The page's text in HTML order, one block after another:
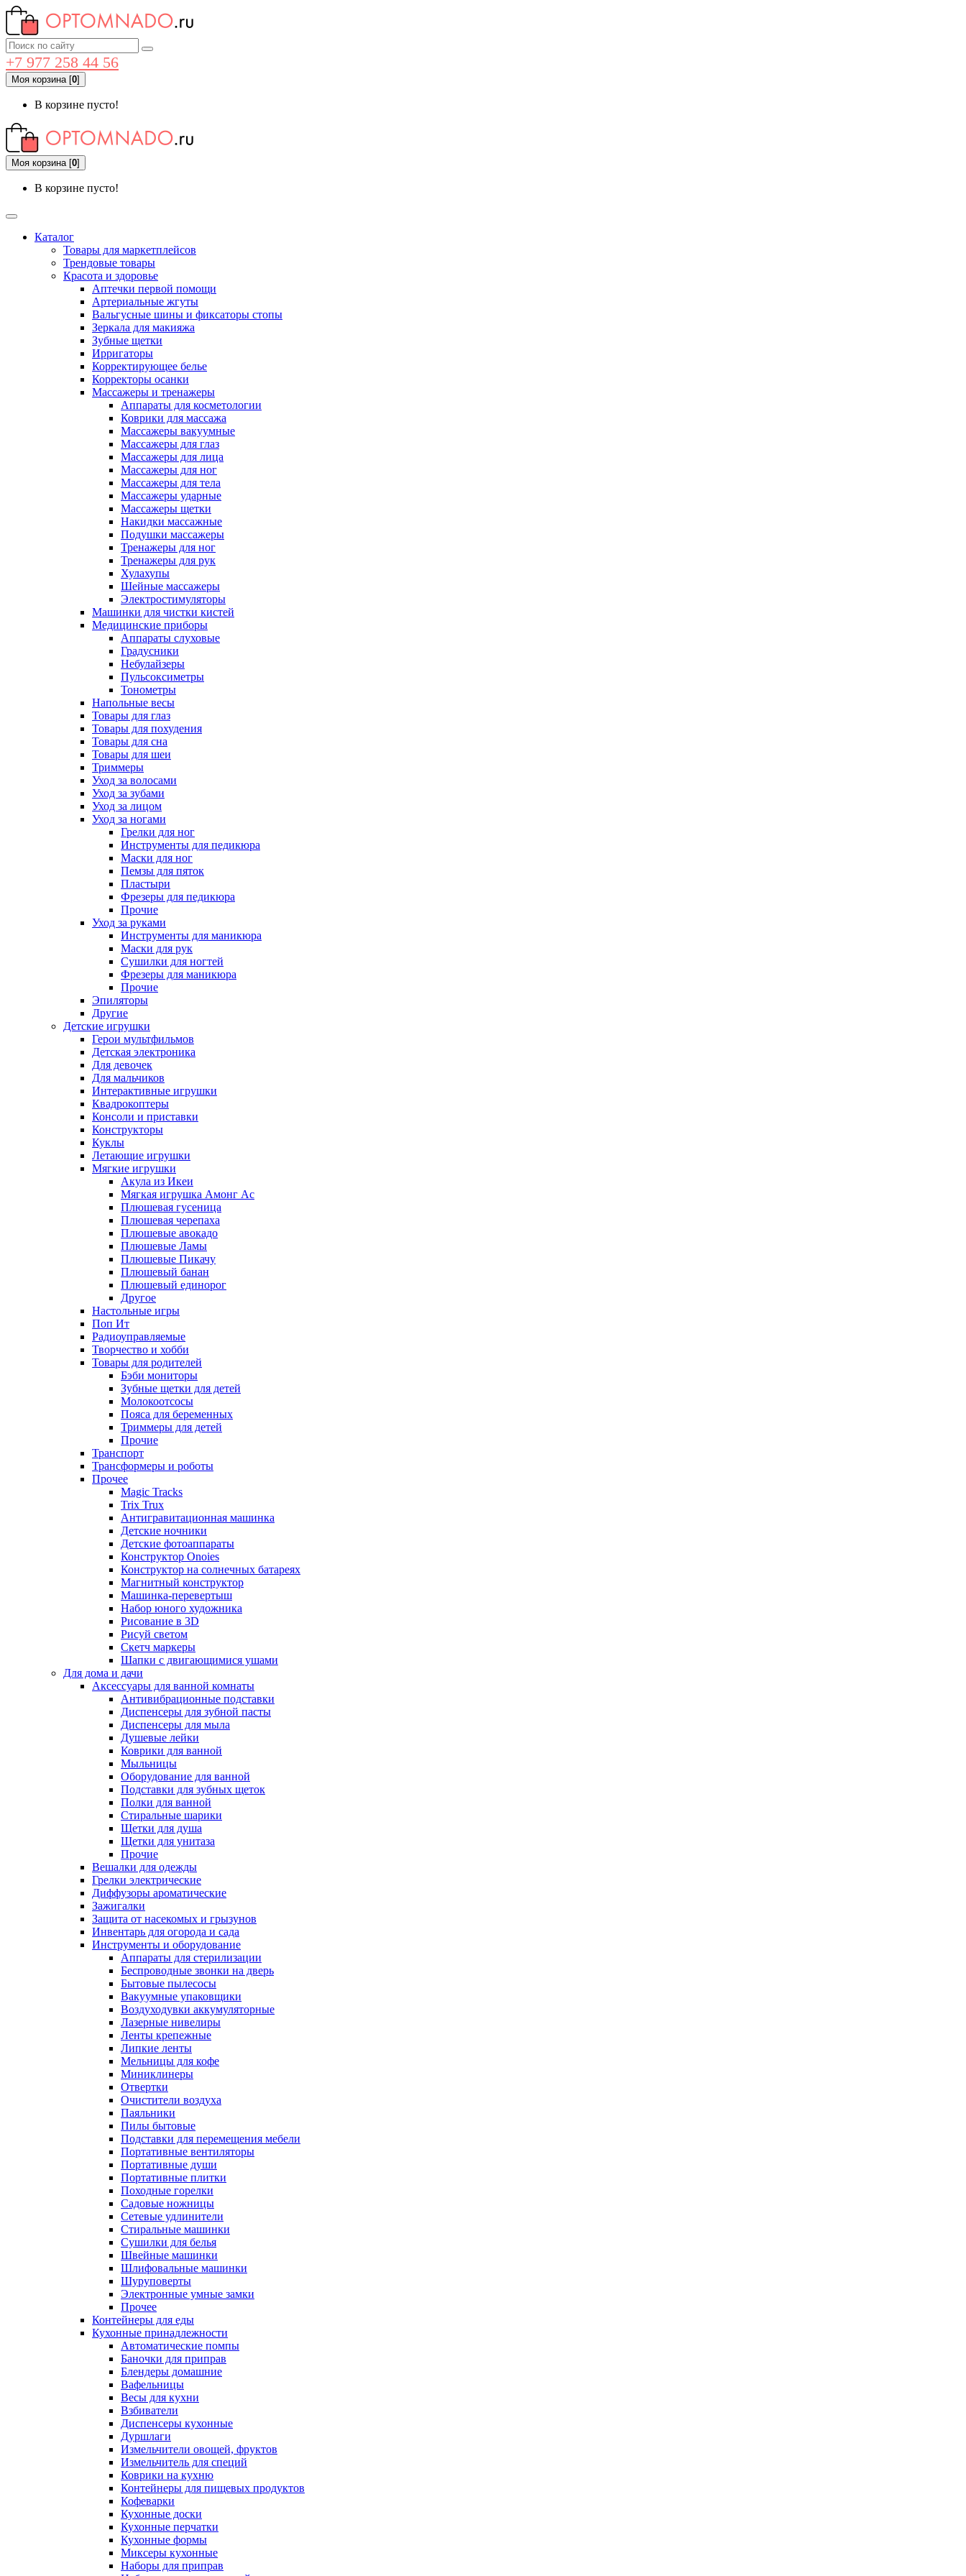
+7 977 258 44 56
Моя корзина[0]
В корзине пусто!
Моя корзина[0]
В корзине пусто!
Каталог
Товары для маркетплейсов
Трендовые товары
Красота и здоровье
Аптечки первой помощи
Артериальные жгуты
Вальгусные шины и фиксаторы стопы
Зеркала для макияжа
Зубные щетки
Ирригаторы
Корректирующее белье
Корректоры осанки
Массажеры и тренажеры
Аппараты для косметологии
Коврики для массажа
Массажеры вакуумные
Массажеры для глаз
Массажеры для лица
Массажеры для ног
Массажеры для тела
Массажеры ударные
Массажеры щетки
Накидки массажные
Подушки массажеры
Тренажеры для ног
Тренажеры для рук
Хулахупы
Шейные массажеры
Электростимуляторы
Машинки для чистки кистей
Медицинские приборы
Аппараты слуховые
Градусники
Небулайзеры
Пульсоксиметры
Тонометры
Напольные весы
Товары для глаз
Товары для похудения
Товары для сна
Товары для шеи
Триммеры
Уход за волосами
Уход за зубами
Уход за лицом
Уход за ногами
Грелки для ног
Инструменты для педикюра
Маски для ног
Пемзы для пяток
Пластыри
Фрезеры для педикюра
Прочие
Уход за руками
Инструменты для маникюра
Маски для рук
Сушилки для ногтей
Фрезеры для маникюра
Прочие
Эпиляторы
Другие
Детские игрушки
Герои мультфильмов
Детская электроника
Для девочек
Для мальчиков
Интерактивные игрушки
Квадрокоптеры
Консоли и приставки
Конструкторы
Куклы
Летающие игрушки
Мягкие игрушки
Акула из Икеи
Мягкая игрушка Амонг Ас
Плюшевая гусеница
Плюшевая черепаха
Плюшевые авокадо
Плюшевые Ламы
Плюшевые Пикачу
Плюшевый банан
Плюшевый единорог
Другое
Настольные игры
Поп Ит
Радиоуправляемые
Творчество и хобби
Товары для родителей
Бэби мониторы
Зубные щетки для детей
Молокоотсосы
Пояса для беременных
Триммеры для детей
Прочие
Транспорт
Трансформеры и роботы
Прочее
Magic Tracks
Trix Trux
Антигравитационная машинка
Детские ночники
Детские фотоаппараты
Конструктор Onoies
Конструктор на солнечных батареях
Магнитный конструктор
Машинка-перевертыш
Набор юного художника
Рисование в 3D
Рисуй светом
Скетч маркеры
Шапки с двигающимися ушами
Для дома и дачи
Аксессуары для ванной комнаты
Антивибрационные подставки
Диспенсеры для зубной пасты
Диспенсеры для мыла
Душевые лейки
Коврики для ванной
Мыльницы
Оборудование для ванной
Подставки для зубных щеток
Полки для ванной
Стиральные шарики
Щетки для душа
Щетки для унитаза
Прочие
Вешалки для одежды
Грелки электрические
Диффузоры ароматические
Зажигалки
Защита от насекомых и грызунов
Инвентарь для огорода и сада
Инструменты и оборудование
Аппараты для стерилизации
Беспроводные звонки на дверь
Бытовые пылесосы
Вакуумные упаковщики
Воздуходувки аккумуляторные
Лазерные нивелиры
Ленты крепежные
Липкие ленты
Мельницы для кофе
Миниклинеры
Отвертки
Очистители воздуха
Паяльники
Пилы бытовые
Подставки для перемещения мебели
Портативные вентиляторы
Портативные души
Портативные плитки
Походные горелки
Садовые ножницы
Сетевые удлинители
Стиральные машинки
Сушилки для белья
Швейные машинки
Шлифовальные машинки
Шуруповерты
Электронные умные замки
Прочее
Контейнеры для еды
Кухонные принадлежности
Автоматические помпы
Баночки для приправ
Блендеры домашние
Вафельницы
Весы для кухни
Взбиватели
Диспенсеры кухонные
Дуршлаги
Измельчители овощей, фруктов
Измельчитель для специй
Коврики на кухню
Контейнеры для пищевых продуктов
Кофеварки
Кухонные доски
Кухонные перчатки
Кухонные формы
Миксеры кухонные
Наборы для приправ